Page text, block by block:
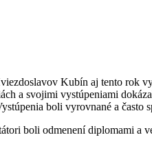
Kubín aj tento rok
a svojimi vystúpeniami
boli vyrovnané a často
boli odmenení diplomami a